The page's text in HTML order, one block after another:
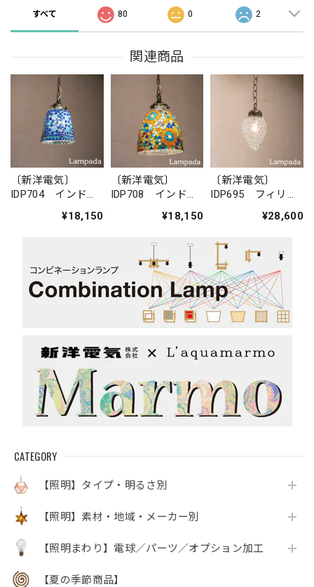
CATEGORY
【照明】タイプ・明るさ別
【照明】素材・地域・メーカー別
【照明まわり】電球／パーツ／オプション加工
【夏の季節商品】
すべて 80 0 2
関連商品
〔新洋電気〕
IDP704 インド・
ペンダントライト
¥18,150
〔新洋電気〕
IDP708 インド・
ペンダントライト
¥18,150
〔新洋電気〕
IDP695 フィリピ
ントライト¥28,600